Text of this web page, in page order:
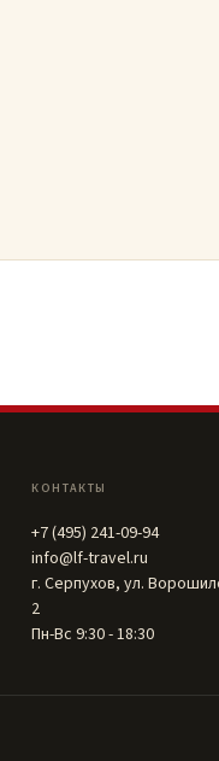
КОНТАКТЫ
+7 (495) 241-09-94
info@lf-travel.ru
г. Серпухов, ул.
2
Пн-Вс 9:30 - 18:30